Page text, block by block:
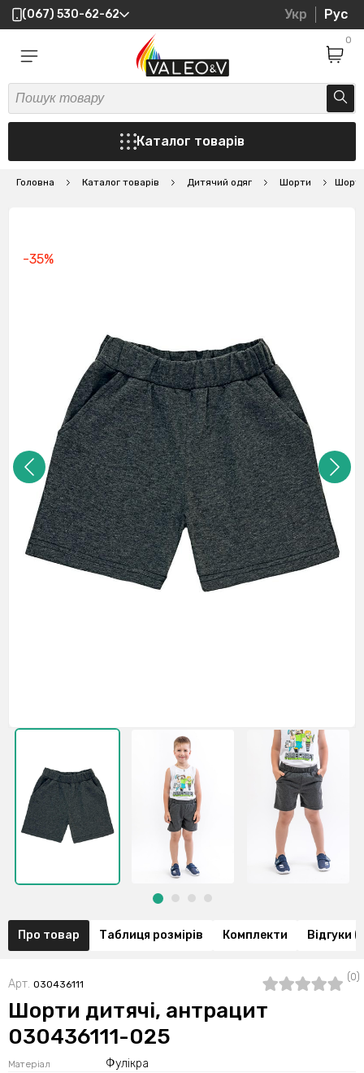
(067) 530-62-62 Укр Рус
0
Каталог товарів
Головна Каталог товарів Дитячий одяг Шорти
-35%
Про товар Таблиця розмірів Комплекти Відгуки
Арт. 030436111
(0)
Шорти дитячі, антрацит
030436111-025
Матеріал Фулікра